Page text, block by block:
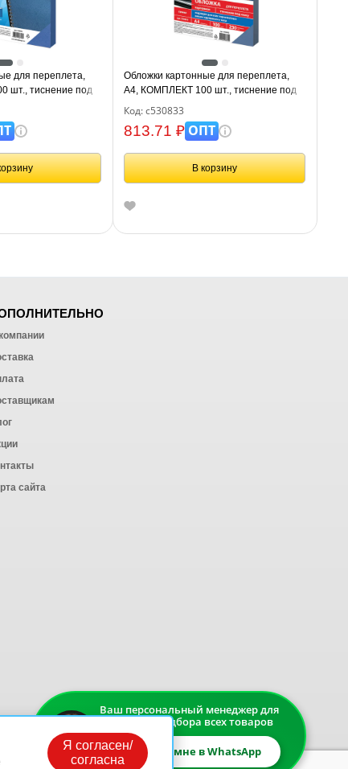
для переплета,
шт., тиснение под
BRAUBERG,
Обложки картонные для переплета,
А4, КОМПЛЕКТ 100 шт., тиснение под
кожу, 230 г/м2, синие, ОФИСМАГ,
530833
Код: с530833
813.71 ₽ОПТ
В корзину
сайта
Ваш персональный менеджер для
быстрого подбора всех товаров
Напишите мне в WhatsApp
Я согласен/
согласна